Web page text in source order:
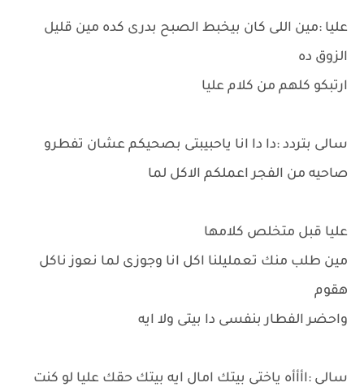
عليا :مين اللى كان بيخبط الصبح بدرى كده مين قليل
الزوق ده
ارتبكو كلهم من كلام عليا
سالى بتردد :دا دا انا ياحبيبتى بصحيكم عشان تفطرو
صاحيه من الفجر اعملكم الاكل لما
عليا قبل متخلص كلامها
مين طلب منك تعمليلنا اكل انا وجوزى لما نعوز ناكل
هقوم
واحضر الفطار بنفسى دا بيتى ولا ايه
سالى :اأأأه ياختى بيتك امال ايه بيتك حقك عليا لو كنت